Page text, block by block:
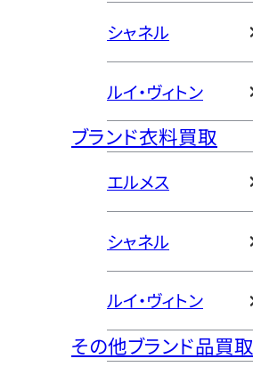
シャネル
ルイ・ヴィトン
ブランド衣料買取
エルメス
シャネル
ルイ・ヴィトン
その他ブランド品買取